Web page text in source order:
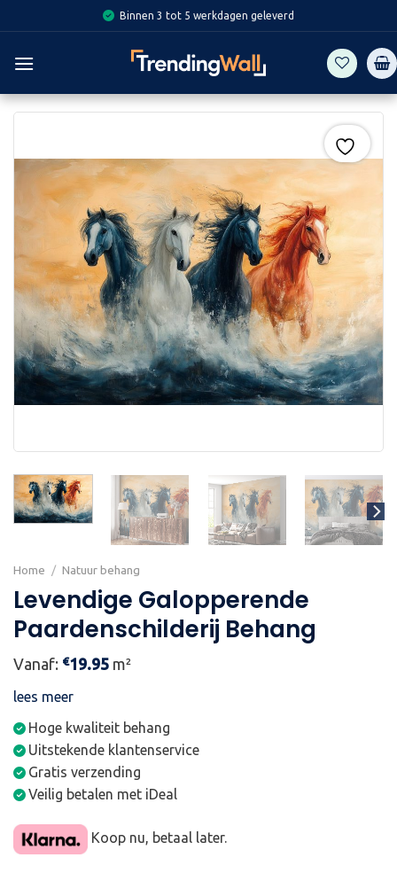
to
content
Binnen 3 tot 5 werkdagen geleverd
Home / Natuur behang
Levendige Galopperende
Paardenschilderij Behang
Vanaf: €19.95 m²
lees meer
Hoge kwaliteit behang
Uitstekende klantenservice
Gratis verzending
Veilig betalen met iDeal
Koop nu, betaal later.